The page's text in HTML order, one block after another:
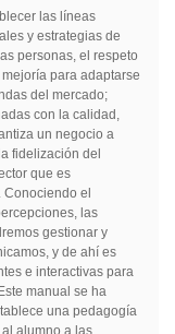
las líneas
y estrategias de
personas, el respeto
para adaptarse
del mercado;
con la calidad,
un negocio a
fidelización del
que es
el
las
gestionar y
y de ahí es
e interactivas para
manual se ha
una pedagogía
alumno a las